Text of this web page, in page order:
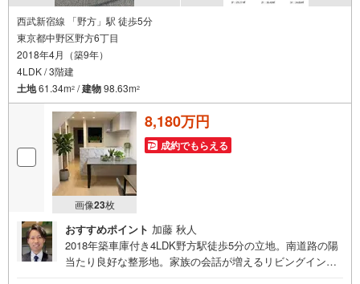
西武新宿線 「野方」駅 徒歩5分
東京都中野区野方6丁目
2018年4月（築9年）
4LDK / 3階建
土地61.34m2 /建物98.63m2
画像23枚
8,180万円
成約でもらえる
おすすめポイント 加藤 秋人
2018年築車庫付き4LDK野方駅徒歩5分の立地。南道路の陽
当たり良好な整形地。家族の会話が増えるリビングイン階